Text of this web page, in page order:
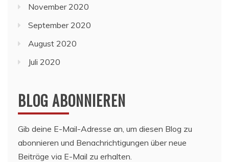
November 2020
September 2020
August 2020
Juli 2020
BLOG ABONNIEREN
Gib deine E-Mail-Adresse an, um diesen Blog zu
abonnieren und Benachrichtigungen über neue
Beiträge via E-Mail zu erhalten.